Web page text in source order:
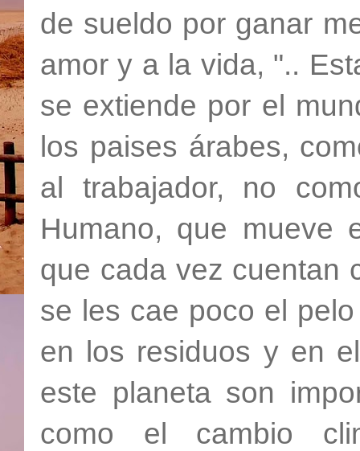
de sueldo por ganar
amor y a la vida, "..
se extiende por el
los paises árabes,
al trabajador, no
Humano, que mueve
que cada vez cuentan
se les cae poco el
en los residuos y en
este planeta son
como el cambio